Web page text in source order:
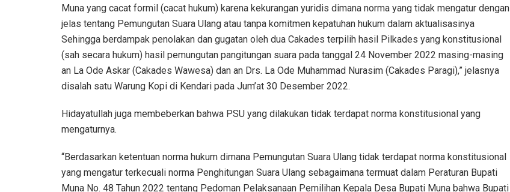
Muna yang cacat formil (cacat hukum) karena kekurangan yuridis dimana norma yang tidak mengatur dengan
jelas tentang Pemungutan Suara Ulang atau tanpa komitmen kepatuhan hukum dalam aktualisasinya
Sehingga berdampak penolakan dan gugatan oleh dua Cakades terpilih hasil Pilkades yang konstitusional
(sah secara hukum) hasil pemungutan pangitungan suara pada tanggal 24 November 2022 masing-masing
an La Ode Askar (Cakades Wawesa) dan an Drs. La Ode Muhammad Nurasim (Cakades Paragi),” jelasnya
disalah satu Warung Kopi di Kendari pada Jum’at 30 Desember 2022.
Hidayatullah juga membeberkan bahwa PSU yang dilakukan tidak terdapat norma konstitusional yang
mengaturnya.
“Berdasarkan ketentuan norma hukum dimana Pemungutan Suara Ulang tidak terdapat norma konstitusional
yang mengatur terkecuali norma Penghitungan Suara Ulang sebagaimana termuat dalam Peraturan Bupati
Muna No. 48 Tahun 2022 tentang Pedoman Pelaksanaan Pemilihan Kepala Desa Bupati Muna bahwa Bupati